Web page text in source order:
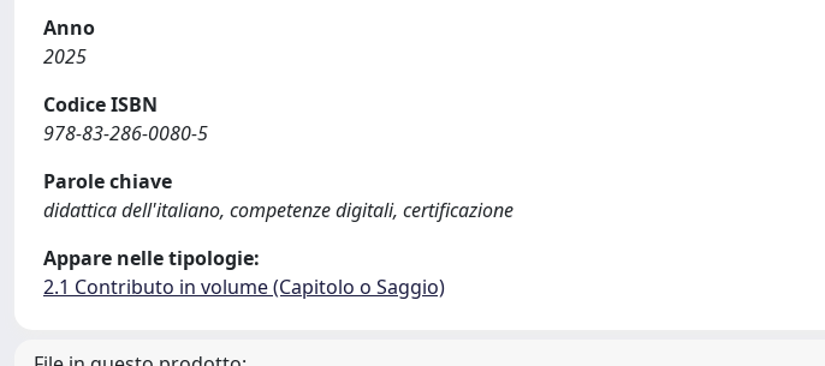
Anno
2025
Codice ISBN
978-83-286-0080-5
Parole chiave
didattica dell'italiano, competenze digitali, certificazione
Appare nelle tipologie:
2.1 Contributo in volume (Capitolo o Saggio)